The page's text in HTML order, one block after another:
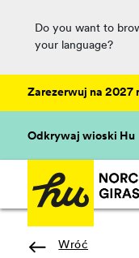
Do you want to
your language?
Zarezerwuj na 2027
Odkrywaj wioski Hu
Wróć